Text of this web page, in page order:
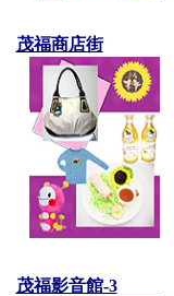
茂福商店街
茂福影音館-3